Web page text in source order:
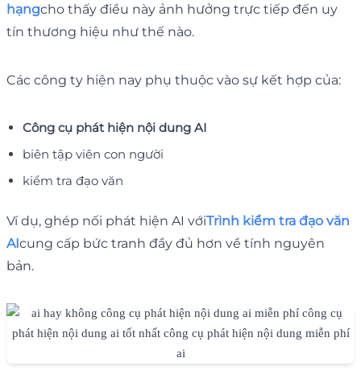
hạngcho thấy điều này ảnh hưởng trực tiếp đến uy
tín thương hiệu như thế nào.
Các công ty hiện nay phụ thuộc vào sự kết hợp của:
Công cụ phát hiện nội dung AI
biên tập viên con người
kiểm tra đạo văn
Ví dụ, ghép nối phát hiện AI vớiTrình kiểm tra đạo văn
AIcung cấp bức tranh đầy đủ hơn về tính nguyên
bản.